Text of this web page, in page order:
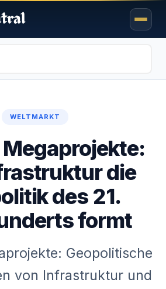
WELTMARKT
Megaprojekte:
die
des 21.
formt
Geopolitische
von Infrastruktur und